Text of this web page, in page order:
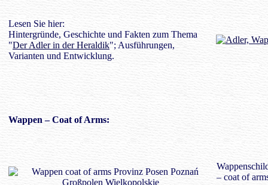
Lesen Sie hier:
Hintergründe, Geschichte und Fakten zum Thema
"Der Adler in der Heraldik"; Ausführungen,
Varianten und Entwicklung.
Wappen – Coat of Arms:
– coat of